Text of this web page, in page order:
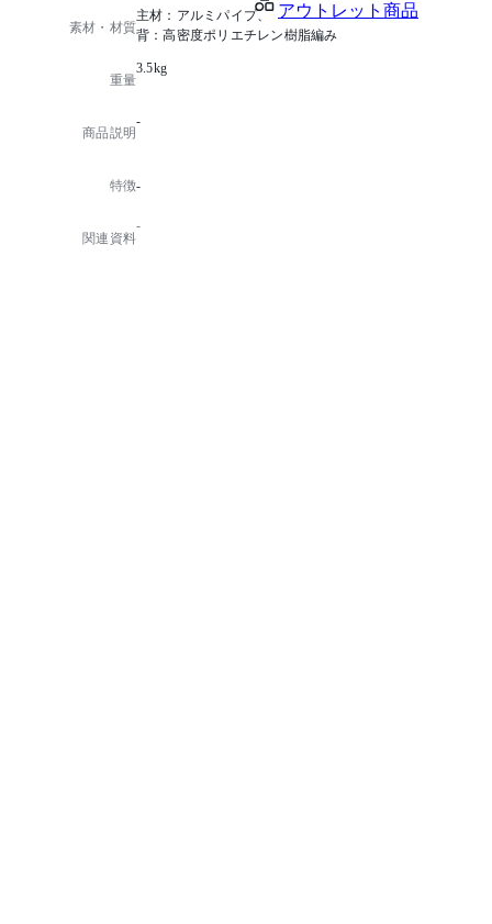
アウトレット商品
素材・材質
主材：アルミパイプ、
背：高密度ポリエチレン樹脂編み
重量
3.5kg
商品説明
-
特徴-
関連資料
-